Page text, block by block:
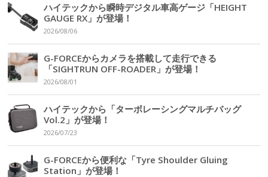
ハイテックから瞬時デジタル車高ゲージ「HEIGHT
GAUGE RX」が登場！
2026/08/06
G-FORCEからカメラを搭載して走行できる
「SIGHTRUN OFF-ROADER」が登場！
2026/08/01
ハイテックから「ターボレーシングマルチバッグ
Vol.2」が登場！
2026/07/23
G-FORCEから便利な「Tyre Shoulder Gluing
Station」が登場！